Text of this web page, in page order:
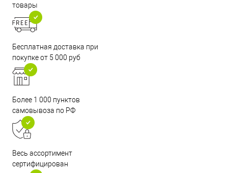
товары
Бесплатная доставка при
покупке от 5 000 руб
Более 1 000 пунктов
самовывоза по РФ
Весь ассортимент
сертифицирован